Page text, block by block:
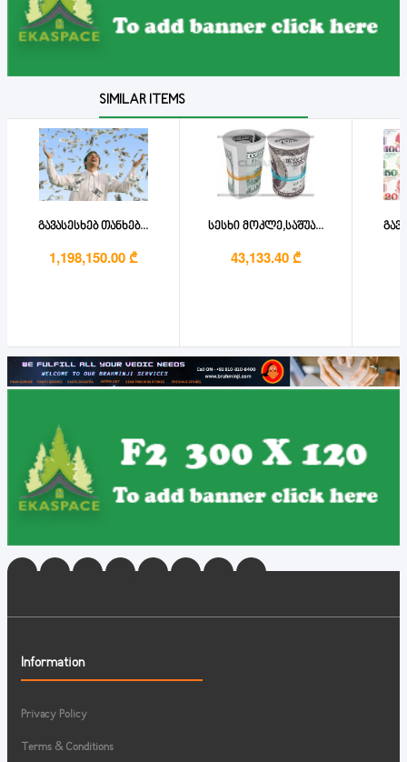
SIMILAR ITEMS
გავასესხებ თანხებ...
1,198,150.00 ₾
სესხი მოკლე,საშუა...
43,133.40 ₾
Information
Privacy Policy
Terms & Conditions